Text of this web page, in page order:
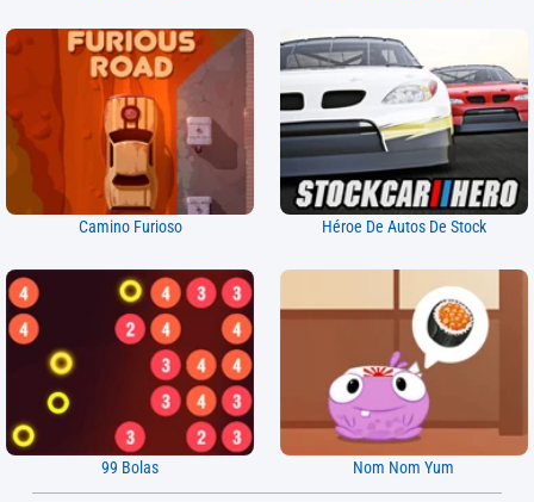
Camino Furioso Héroe De Autos De Stock
99 Bolas Nom Nom Yum